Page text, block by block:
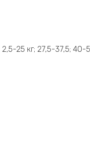
25 кг; 27,5-37,5; 40-